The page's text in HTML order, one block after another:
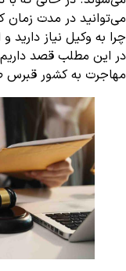
می‌توانید در مدت زمان
چرا به وکیل نیاز
در این مطلب قصد
مهاجرت به کشور